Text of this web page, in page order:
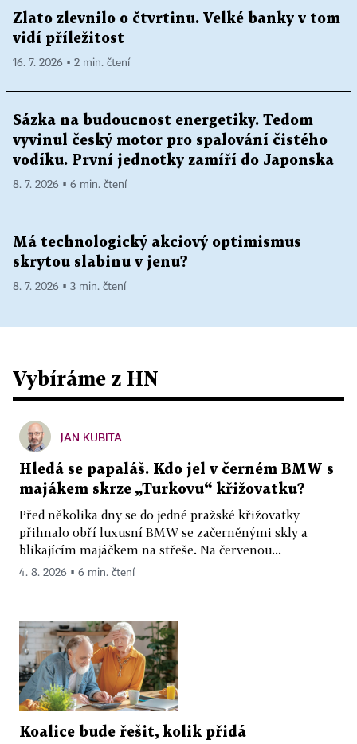
Zlato zlevnilo o čtvrtinu. Velké banky v tom
vidí příležitost
16. 7. 2026 ▪ 2 min. čtení
Sázka na budoucnost energetiky. Tedom
vyvinul český motor pro spalování čistého
vodíku. První jednotky zamíří do Japonska
8. 7. 2026 ▪ 6 min. čtení
Má technologický akciový optimismus
skrytou slabinu v jenu?
8. 7. 2026 ▪ 3 min. čtení
Vybíráme z HN
JAN KUBITA
Hledá se papaláš. Kdo jel v černém BMW s
majákem skrze „Turkovu“ křižovatku?
Před několika dny se do jedné pražské křižovatky
přihnalo obří luxusní BMW se začerněnými skly a
blikajícím majáčkem na střeše. Na červenou...
4. 8. 2026 ▪ 6 min. čtení
Koalice bude řešit, kolik přidá